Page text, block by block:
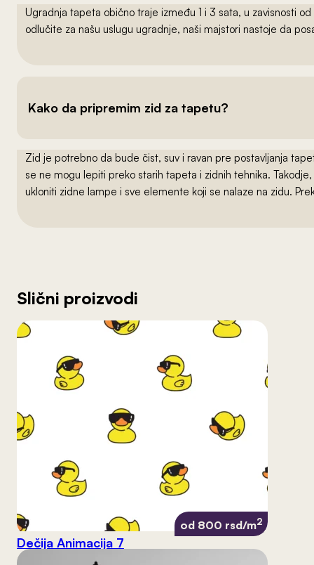
Ugradnja tapeta obično traje između 1 i 3 sata, u zavisnosti
odlučite za našu uslugu ugradnje, naši majstori nastoje da
Kako da pripremim zid za tapetu?
Zid je potrebno da bude čist, suv i ravan pre postavljanja
se ne mogu lepiti preko starih tapeta i zidnih tehnika.
ukloniti zidne lampe i sve elemente koji se nalaze na zidu.
Slični proizvodi
od 800 rsd/m2
Dečija Animacija 7